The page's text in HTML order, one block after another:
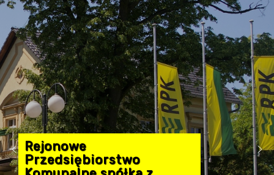
Rejonowe
Przedsiębiorstwo